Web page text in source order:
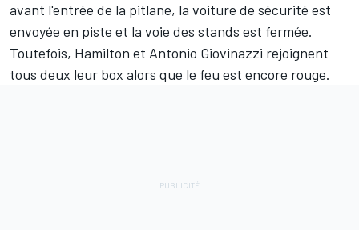
avant l'entrée de la pitlane, la voiture de sécurité est
envoyée en piste et la voie des stands est fermée.
Toutefois, Hamilton et Antonio Giovinazzi rejoignent
tous deux leur box alors que le feu est encore rouge.